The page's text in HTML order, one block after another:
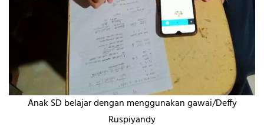
Anak SD belajar dengan menggunakan gawai/Deffy
Ruspiyandy